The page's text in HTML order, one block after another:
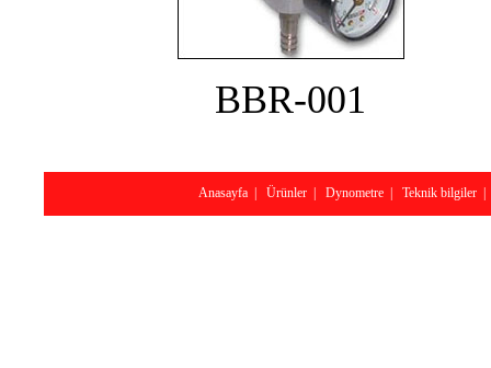
BBR-001
Anasayfa| Ürünler| Dynometre| Teknik bilgiler